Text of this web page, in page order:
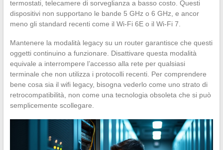
termostati, telecamere di sorveglianza a basso costo. Questi
dispositivi non supportano le bande 5 GHz o 6 GHz, e ancor
meno gli standard recenti come il Wi-Fi 6E o il Wi-Fi 7.
Mantenere la modalità legacy su un router garantisce che questi
oggetti continuino a funzionare. Disattivare questa modalità
equivale a interrompere l’accesso alla rete per qualsiasi
terminale che non utilizza i protocolli recenti. Per comprendere
bene cosa sia il wifi legacy, bisogna vederlo come uno strato di
retrocompatibilità, non come una tecnologia obsoleta che si può
semplicemente scollegare.